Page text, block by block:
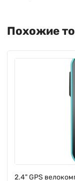
Похожие
2.4" GPS